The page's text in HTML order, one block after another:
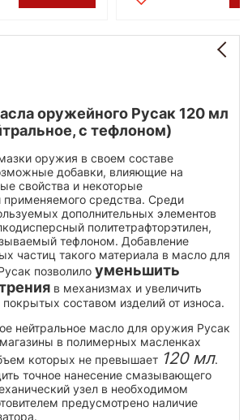
оружейного Русак 120 мл
с тефлоном)
оружия в своем составе
добавки, влияющие на
свойства и некоторые
применяемого средства. Среди
дополнительных элементов
политетрафторэтилен,
тефлоном. Добавление
частиц такого материала в масло для
позволило уменьшить
в механизмах и увеличить
составом изделий от износа.
нейтральное масло для оружия Русак
в полимерных масленках
которых не превышает 120 мл.
точное нанесение смазывающего
узел в необходимом
предусмотрено наличие